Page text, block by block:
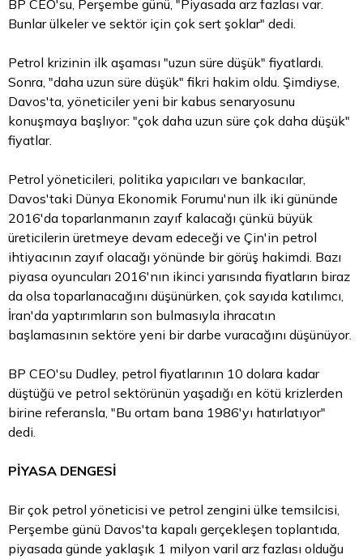
BP CEO'su, Perşembe günü, "Piyasada arz fazlası var.
Bunlar ülkeler ve sektör için çok sert şoklar" dedi.
Petrol krizinin ilk aşaması "uzun süre düşük" fiyatlardı.
Sonra, "daha uzun süre düşük" fikri hakim oldu. Şimdiyse,
Davos'ta, yöneticiler yeni bir kabus senaryosunu
konuşmaya başlıyor: "çok daha uzun süre çok daha düşük"
fiyatlar.
Petrol yöneticileri, politika yapıcıları ve bankacılar,
Davos'taki Dünya Ekonomik Forumu'nun ilk iki gününde
2016'da toparlanmanın zayıf kalacağı çünkü büyük
üreticilerin üretmeye devam edeceği ve Çin'in petrol
ihtiyacının zayıf olacağı yönünde bir görüş hakimdi. Bazı
piyasa oyuncuları 2016'nın ikinci yarısında fiyatların biraz
da olsa toparlanacağını düşünürken, çok sayıda katılımcı,
İran'da yaptırımların son bulmasıyla ihracatın
başlamasının sektöre yeni bir darbe vuracağını düşünüyor.
BP CEO'su Dudley, petrol fiyatlarının 10 dolara kadar
düştüğü ve petrol sektörünün yaşadığı en kötü krizlerden
birine referansla, "Bu ortam bana 1986'yı hatırlatıyor"
dedi.
PİYASA DENGESİ
Bir çok petrol yöneticisi ve petrol zengini ülke temsilcisi,
Perşembe günü Davos'ta kapalı gerçekleşen toplantıda,
piyasada günde yaklaşık 1 milyon varil arz fazlası olduğu